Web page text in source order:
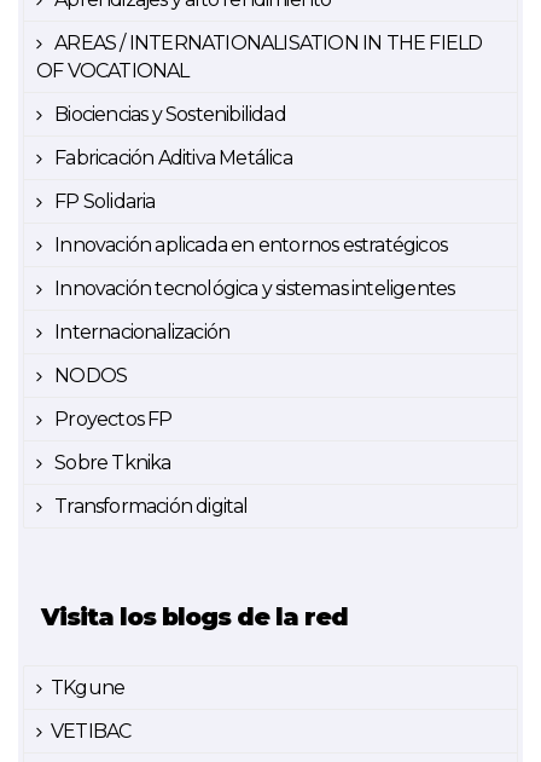
AREAS / INTERNATIONALISATION IN THE FIELD
OF VOCATIONAL
Biociencias y Sostenibilidad
Fabricación Aditiva Metálica
FP Solidaria
Innovación aplicada en entornos estratégicos
Innovación tecnológica y sistemas inteligentes
Internacionalización
NODOS
Proyectos FP
Sobre Tknika
Transformación digital
Visita los blogs de la red
TKgune
VETIBAC